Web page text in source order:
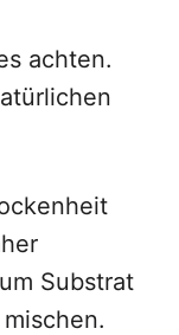
achten.
Substrat